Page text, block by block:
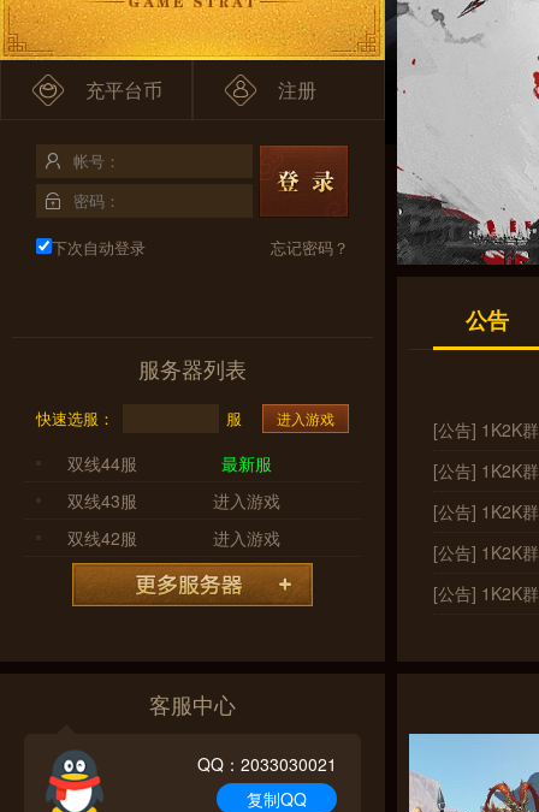
下次自动登录 忘记密码？
充平台币 注册
服务器列表
快速选服： 服 进入游戏
双线44服
最新服
双线43服
进入游戏
双线42服
进入游戏
客服中心
QQ：2033030021
复制QQ
公告
[公告] 1K2K
[公告] 1K2K
[公告] 1K2K
[公告] 1K2K
[公告] 1K2K